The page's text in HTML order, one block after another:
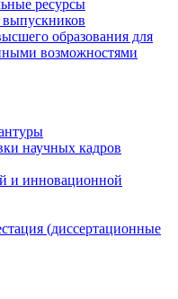
ресурсы
выпускников
образования для
возможностями
научных кадров
и инновационной
(диссертационные